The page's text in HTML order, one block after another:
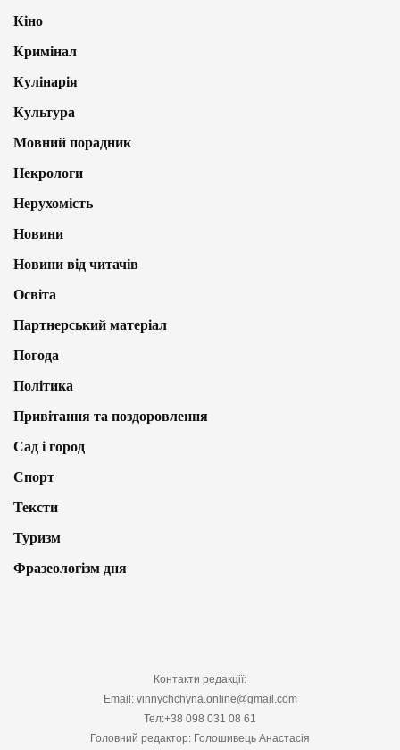
Кіно
Кримінал
Кулінарія
Культура
Мовний порадник
Некрологи
Нерухомість
Новини
Новини від читачів
Освіта
Партнерський матеріал
Погода
Політика
Привітання та поздоровлення
Сад і город
Спорт
Тексти
Туризм
Фразеологізм дня
Контакти редакції:
Email: vinnychchyna.online@gmail.com
Тел:+38 098 031 08 61
Головний редактор: Голошивець Анастасія